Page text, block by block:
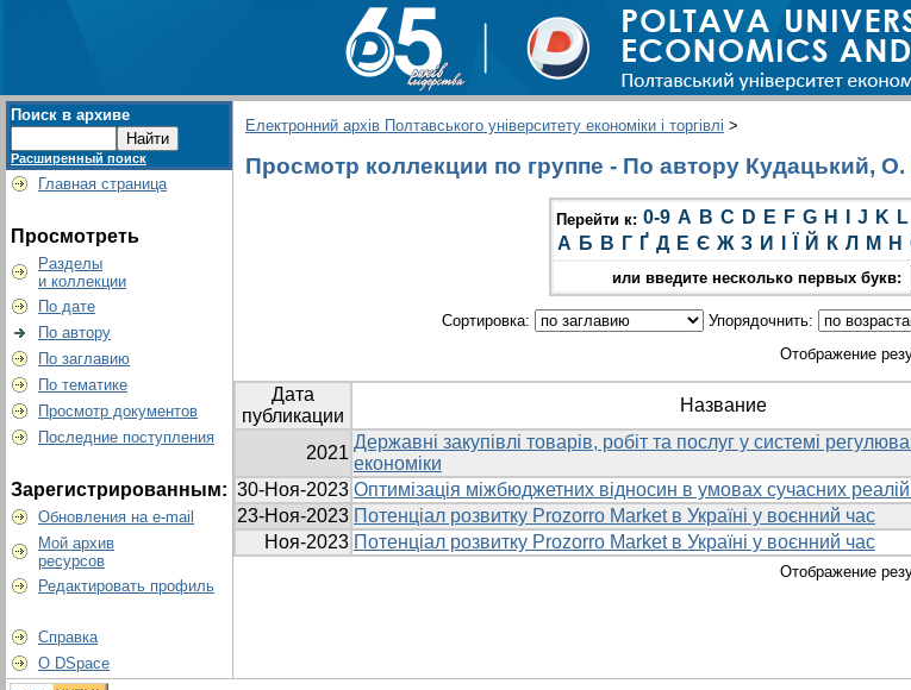
Поиск в архиве
Расширенный поиск
Главная страница
Просмотреть
Разделы
и коллекции
По дате
По автору
По заглавию
По тематике
Просмотр документов
Последние поступления
Зарегистрированным:
Обновления на e-mail
Мой архив
ресурсов
Редактировать профиль
Справка
О DSpace
Електронний архів Полтавського університету економіки і торгівлі >
Просмотр коллекции по группе - По автору Кудацький,
Перейти к: 0-9 A B C D E F G H J K L
А Б В Г Ґ Д Е Є Ж З И Й К Л М Н
или введите несколько первых букв:
Сортировка: Упорядочнить:
Отображение
Дата
публикации
Название
2021
Державні закупівлі товарів, робіт та послуг у системі
економіки
30-Ноя-2023 Оптимізація міжбюджетних відносин в умовах сучасних реалій
23-Ноя-2023 Потенціал розвитку Prozorro Market в Україні у воєнний час
Ноя-2023 Потенціал розвитку Prozorro Market в Україні у воєнний час
Отображение